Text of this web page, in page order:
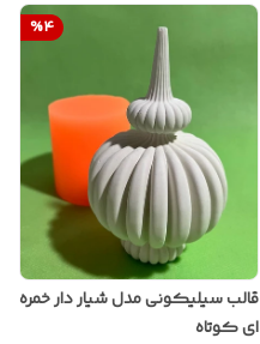
%4
قالب سیلیکونی مدل شیار دار خمره
ای کوتاه